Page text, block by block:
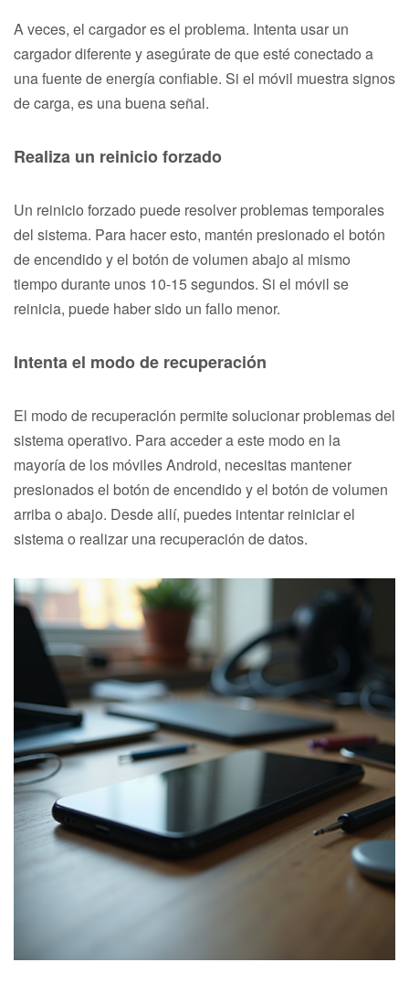
A veces, el cargador es el problema. Intenta usar un
cargador diferente y asegúrate de que esté conectado a
una fuente de energía confiable. Si el móvil muestra signos
de carga, es una buena señal.
Realiza un reinicio forzado
Un reinicio forzado puede resolver problemas temporales
del sistema. Para hacer esto, mantén presionado el botón
de encendido y el botón de volumen abajo al mismo
tiempo durante unos 10-15 segundos. Si el móvil se
reinicia, puede haber sido un fallo menor.
Intenta el modo de recuperación
El modo de recuperación permite solucionar problemas del
sistema operativo. Para acceder a este modo en la
mayoría de los móviles Android, necesitas mantener
presionados el botón de encendido y el botón de volumen
arriba o abajo. Desde allí, puedes intentar reiniciar el
sistema o realizar una recuperación de datos.